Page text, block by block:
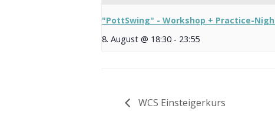
"PottSwing" - Workshop + Practice-
8. August @ 18:30 - 23:55
WCS Einsteigerkurs